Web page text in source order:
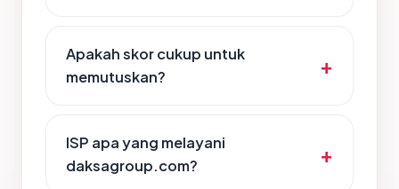
Apakah skor cukup untuk
memutuskan?
ISP apa yang melayani
daksagroup.com?